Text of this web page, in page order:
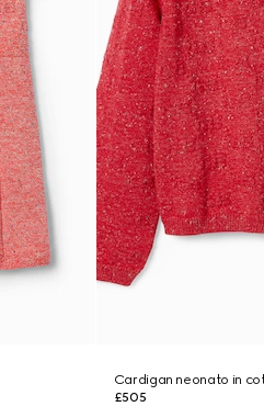
Cardigan neonato in
£505